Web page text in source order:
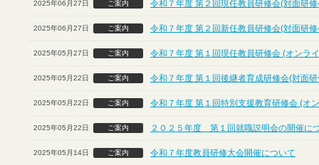
2025年06月27日 ご案内 令和７年度 第２回現任教員研修会(対面研
2025年06月27日 ご案内 令和７年度 第２回新任教員研修会(対面研
2025年05月27日 ご案内 令和７年度 第１回現任教員研修会 (オンラ
2025年05月22日 ご案内 令和７年度 第１回後継者育成研修会(対面
2025年05月22日 ご案内 令和７年度 第１回特別支援教育研修会 (オ
2025年05月22日 ご案内 ２０２５年度 第１回就職説明会の開催に
2025年05月14日 ご案内 令和７年度教員研修大会開催について